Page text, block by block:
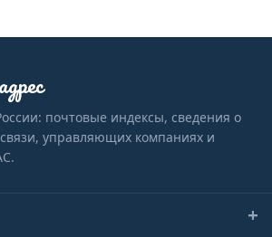
адрес
почтовые индексы, сведения о
управляющих компаниях и